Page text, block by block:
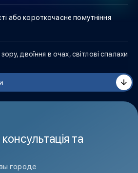
або короткочасне помутніння
двоїння в очах, світлові спалахи
рук або ніг, відчуття поколювання
та
городе